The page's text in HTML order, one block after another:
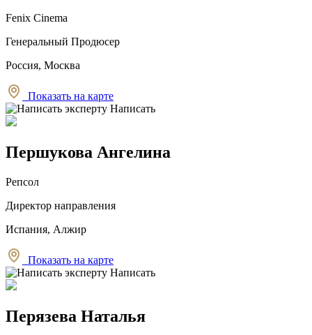
Fenix Cinema
Генеральный Продюсер
Россия, Москва
Показать на карте
Написать
Першукова Ангелина
Репсол
Директор направления
Испания, Алжир
Показать на карте
Написать
Перязева Наталья